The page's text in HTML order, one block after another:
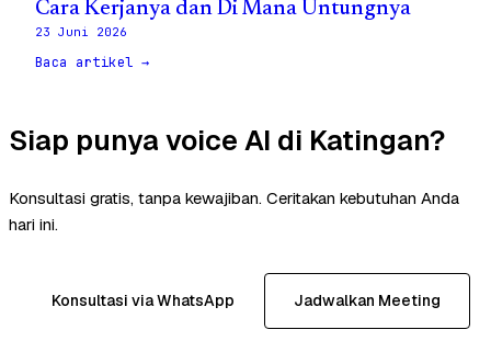
Cara Kerjanya dan Di Mana Untungnya
23 Juni 2026
Baca artikel →
Siap punya voice AI di Katingan?
Konsultasi gratis, tanpa kewajiban. Ceritakan kebutuhan Anda
hari ini.
Konsultasi via WhatsApp Jadwalkan Meeting